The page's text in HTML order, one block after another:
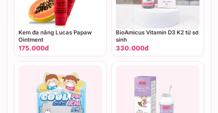
Kem đa năng Lucas Papaw
Ointment
175.000đ
BioAmicus Vitamin D3 K2 từ sơ
sinh
330.000đ